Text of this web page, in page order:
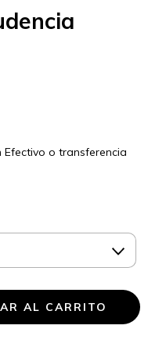
o transferencia